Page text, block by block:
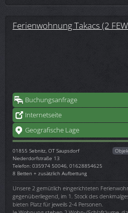
Ferienwohnung Takacs (2
Buchungsanfrage
Internetseite
Geografische Lage
01855 Sebnitz, OT Saupsdorf
Niederdorfstraße 13
Telefon: 035974 50046, 01628854625
8 Betten + zusätzlich Aufbettung
Unsere 2 gemütlich eingerichteten
gegenüberliegend, im 1. Stock des
bieten Platz für jeweils 2-4 Personen.